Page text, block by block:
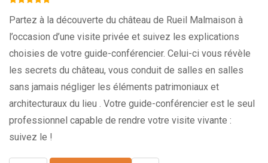
Partez à la découverte du château de Rueil Malmaison à
l’occasion d’une visite privée et suivez les explications
choisies de votre guide-conférencier. Celui-ci vous révèle
les secrets du château, vous conduit de salles en salles
sans jamais négliger les éléments patrimoniaux et
architecturaux du lieu . Votre guide-conférencier est le seul
professionnel capable de rendre votre visite vivante :
suivez le !